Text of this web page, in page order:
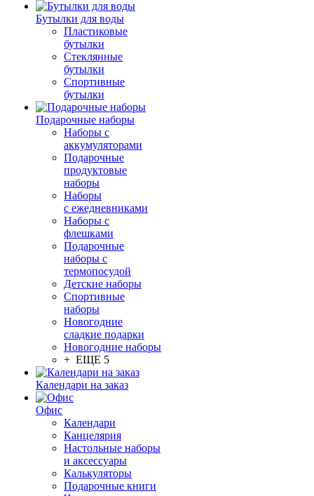
Бутылки для воды
Пластиковые
бутылки
Стеклянные
бутылки
Спортивные
бутылки
Подарочные наборы
Наборы с
аккумуляторами
Подарочные
продуктовые
наборы
Наборы
с ежедневниками
Наборы с
флешками
Подарочные
наборы с
термопосудой
Детские наборы
Спортивные
наборы
Новогодние
сладкие подарки
Новогодние наборы
+ ЕЩЕ 5
Календари на заказ
Офис
Календари
Канцелярия
Настольные наборы
и аксессуары
Калькуляторы
Подарочные книги